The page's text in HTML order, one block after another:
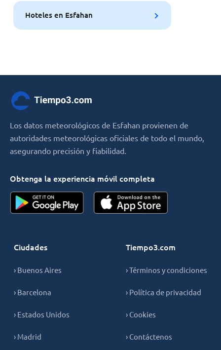
Hoteles en Esfahan
Los datos meteorológicos de Esfahan provienen de
autoridades meteorológicas oficiales de todo el mundo,
asegurando precisión y fiabilidad.
Obtenga la experiencia móvil completa
Ciudades
› Buenos Aires
› Barcelona
› Estados Unidos
› Madrid
Tiempo3.com
› Términos y condiciones
› Política de privacidad
› Cookies
› Contáctenos